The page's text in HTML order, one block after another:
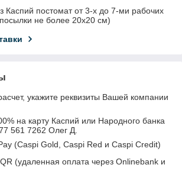
Каспий постомат от 3-х до 7-ми рабочих
не более 20х20 см)
укажите реквизиты Вашей компании
на карту Каспий или Народного банка
561 7262 Олег Д.
(Caspi Gold, Caspi Red и Caspi Credit)
(удаленная оплата через Onlinebank и